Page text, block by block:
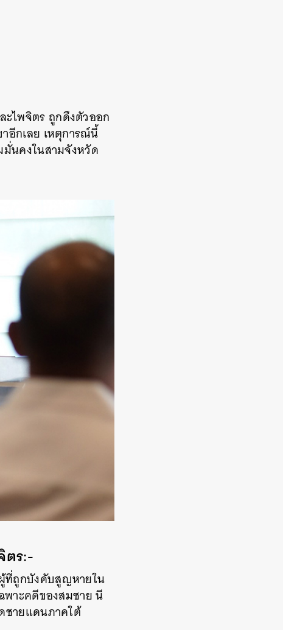
ะไพจิตร ถูกดึงตัวออก
อีกเลย เหตุการณ์นี้
นคงในสามจังหวัด
ตร:-
ที่ถูกบังคับสูญหายใน
พาะคดีของสมชาย นี
ชายแดนภาคใต้